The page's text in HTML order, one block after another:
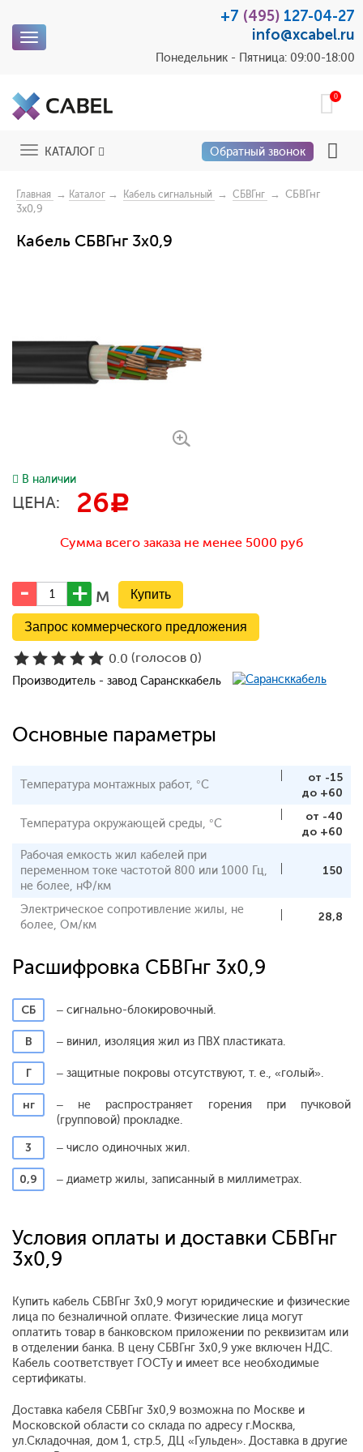
Toggle
+7 (495) 127-04-27
info@xcabel.ru
Понедельник - Пятница: 09:00-18:00
0
ToggleКАТАЛОГ Обратный звонок
Главная → Каталог → Кабель сигнальный → СБВГнг → СБВГнг
3x0,9
Кабель СБВГнг 3x0,9
В наличии
ЦЕНА: 26c
Сумма всего заказа не менее 5000 руб
м
Запрос коммерческого предложения
0.0 (голосов 0)
Производитель - завод Сарансккабель
Основные параметры
Температура монтажных работ, °С
от -15
до +60
Температура окружающей среды, °С
от -40
до +60
Рабочая емкость жил кабелей при
переменном токе частотой 800 или 1000 Гц,
не более, нФ/км
150
Электрическое сопротивление жилы, не
более, Ом/км
28,8
Расшифровка СБВГнг 3x0,9
СБ – сигнально-блокировочный.
В – винил, изоляция жил из ПВХ пластиката.
Г – защитные покровы отсутствуют, т. е., «голый».
нг
– не распространяет горения при пучковой
(групповой) прокладке.
3
– число одиночных жил.
0,9 – диаметр жилы, записанный в миллиметрах.
Условия оплаты и доставки СБВГнг
3x0,9
Купить кабель СБВГнг 3x0,9 могут юридические и физические
лица по безналичной оплате. Физические лица могут
оплатить товар в банковском приложении по реквизитам или
в отделении банка. В цену СБВГнг 3x0,9 уже включен НДС.
Кабель соответствует ГОСТу и имеет все необходимые
сертификаты.
Доставка кабеля СБВГнг 3x0,9 возможна по Москве и
Московской области со склада по адресу г.Москва,
ул.Складочная, дом 1, стр.5, ДЦ «Гульден». Доставка в другие